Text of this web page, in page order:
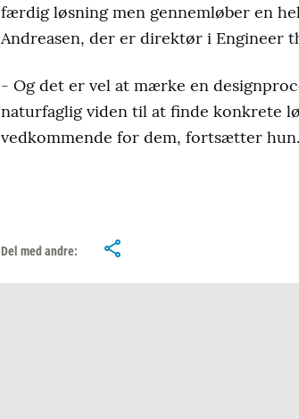
færdig løsning men gennemløber en
Andreasen, der er direktør i Engineer
- Og det er vel at mærke en
naturfaglig viden til at finde konkrete
vedkommende for dem, fortsætter hun.
Del med andre: